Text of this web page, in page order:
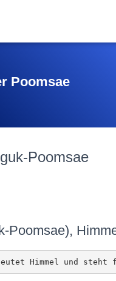
Poomsae
Poomsae
Poomsae),
Himmel und